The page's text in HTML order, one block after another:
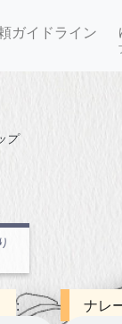
ガイドライン
プ
: ナレ